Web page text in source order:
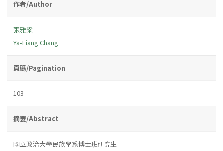
作者/Author
張雅粱
Ya-Liang Chang
頁碼/Pagination
103-
摘要/Abstract
國立政治大學民族學系博士班研究生